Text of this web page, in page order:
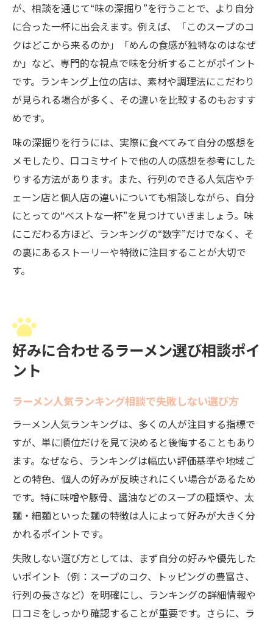
が、相談を通じて“味の深掘り”を行うことで、より自分
に合った一杯に出会えます。例えば、「このスープのコ
クはどこから来るのか」「めんの食感が独特なのはなぜ
か」など、専門的な視点で味を分析することがポイント
です。ランキング上位の店は、素材や調理法にこだわり
が見られる場合が多く、その違いを比較するのもおすす
めです。
味の深掘りを行うには、実際に食べてみて自分の感想を
メモしたり、口コミサイトで他の人の感想を参考にした
りする方法があります。また、行列のできる人気店やチ
ェーン店と個人店の違いについても相談しながら、自分
にとっての“ベストな一杯”を見つけていきましょう。味
にこだわる方ほど、ランキングの“数字”だけでなく、そ
の裏にあるストーリーや特徴に注目することが大切で
す。
好みに合わせるラーメン選び相談ポイ
ント
ラーメン人気ランキング相談で失敗しない選び方
ラーメン人気ランキングは、多くの人が注目する指標で
すが、単に順位だけを見て決めると後悔することもあり
ます。なぜなら、ランキングは幅広い評価基準や地域ご
との特色、個人の好みが反映されにくい場合があるため
です。特に味噌や豚骨、醤油などのスープの種類や、太
麺・細麺といった麺の特徴は人によって好みが大きく分
かれるポイントです。
失敗しない選び方としては、まず自分の好みや優先した
いポイント（例：スープのコク、トッピングの豊富さ、
行列の長さなど）を明確にし、ランキングの詳細情報や
口コミをしっかり確認することが重要です。さらに、ラ